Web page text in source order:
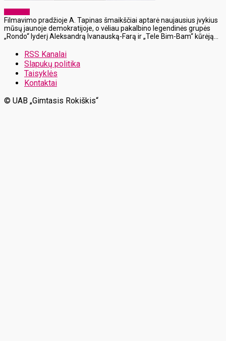
Filmavimo pradžioje A. Tapinas šmaikščiai aptarė naujausius įvykius
mūsų jaunoje demokratijoje, o vėliau pakalbino legendinės grupės
„Rondo“ lyderį Aleksandrą Ivanauską-Farą ir „Tele Bim-Bam“ kūrėją...
RSS Kanalai
Slapukų politika
Taisyklės
Kontaktai
© UAB „Gimtasis Rokiškis“